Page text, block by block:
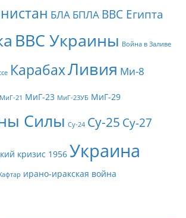
БЛА БПЛА ВВС Египта
ВВС Украины Война в Заливе
КарабахЛивия Ми-8
МиГ-21 МиГ-23 МиГ-23УБ МиГ-29
Силы Су-24 Су-25 Су-27
кризис 1956 Украина
ирано-иракская война